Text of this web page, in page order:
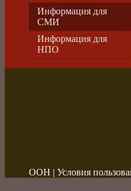
Информация для
СМИ
Информация для
НПО
ООН | Условия